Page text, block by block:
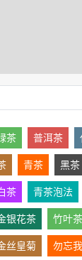
茶 普洱茶
青茶 黑茶
茶 青茶泡法
银花茶 竹叶茶
丝皇菊 勿忘